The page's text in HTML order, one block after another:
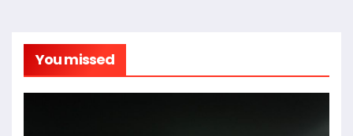
You missed